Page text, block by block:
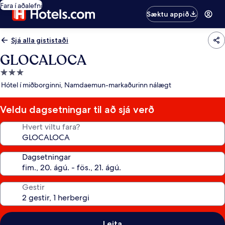
Fara í aðalefni
Sæktu appið
Sjá alla gististaði
GLOCALOCA
3.0
stjörnu
Hótel í miðborginni, Namdaemun-markaðurinn nálægt
Veldu dagsetningar til að sjá verð
Hvert viltu fara?
Dagsetningar
Gestir